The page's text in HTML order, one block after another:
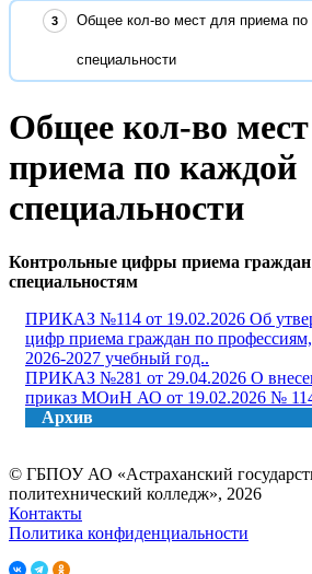
Общее кол-во мест для приема по
специальности
Общее кол-во
приема по каждой
специальности
Контрольные цифры приема
специальностям
ПРИКАЗ №114 от 19.02.2026 Об
цифр приема граждан по
2026-2027 учебный год..
ПРИКАЗ №281 от 29.04.2026 О
приказ МОиН АО от 19.02.2026 №
Архив
© ГБПОУ АО «Астраханский
политехнический колледж», 2026
Контакты
Политика конфиденциальности